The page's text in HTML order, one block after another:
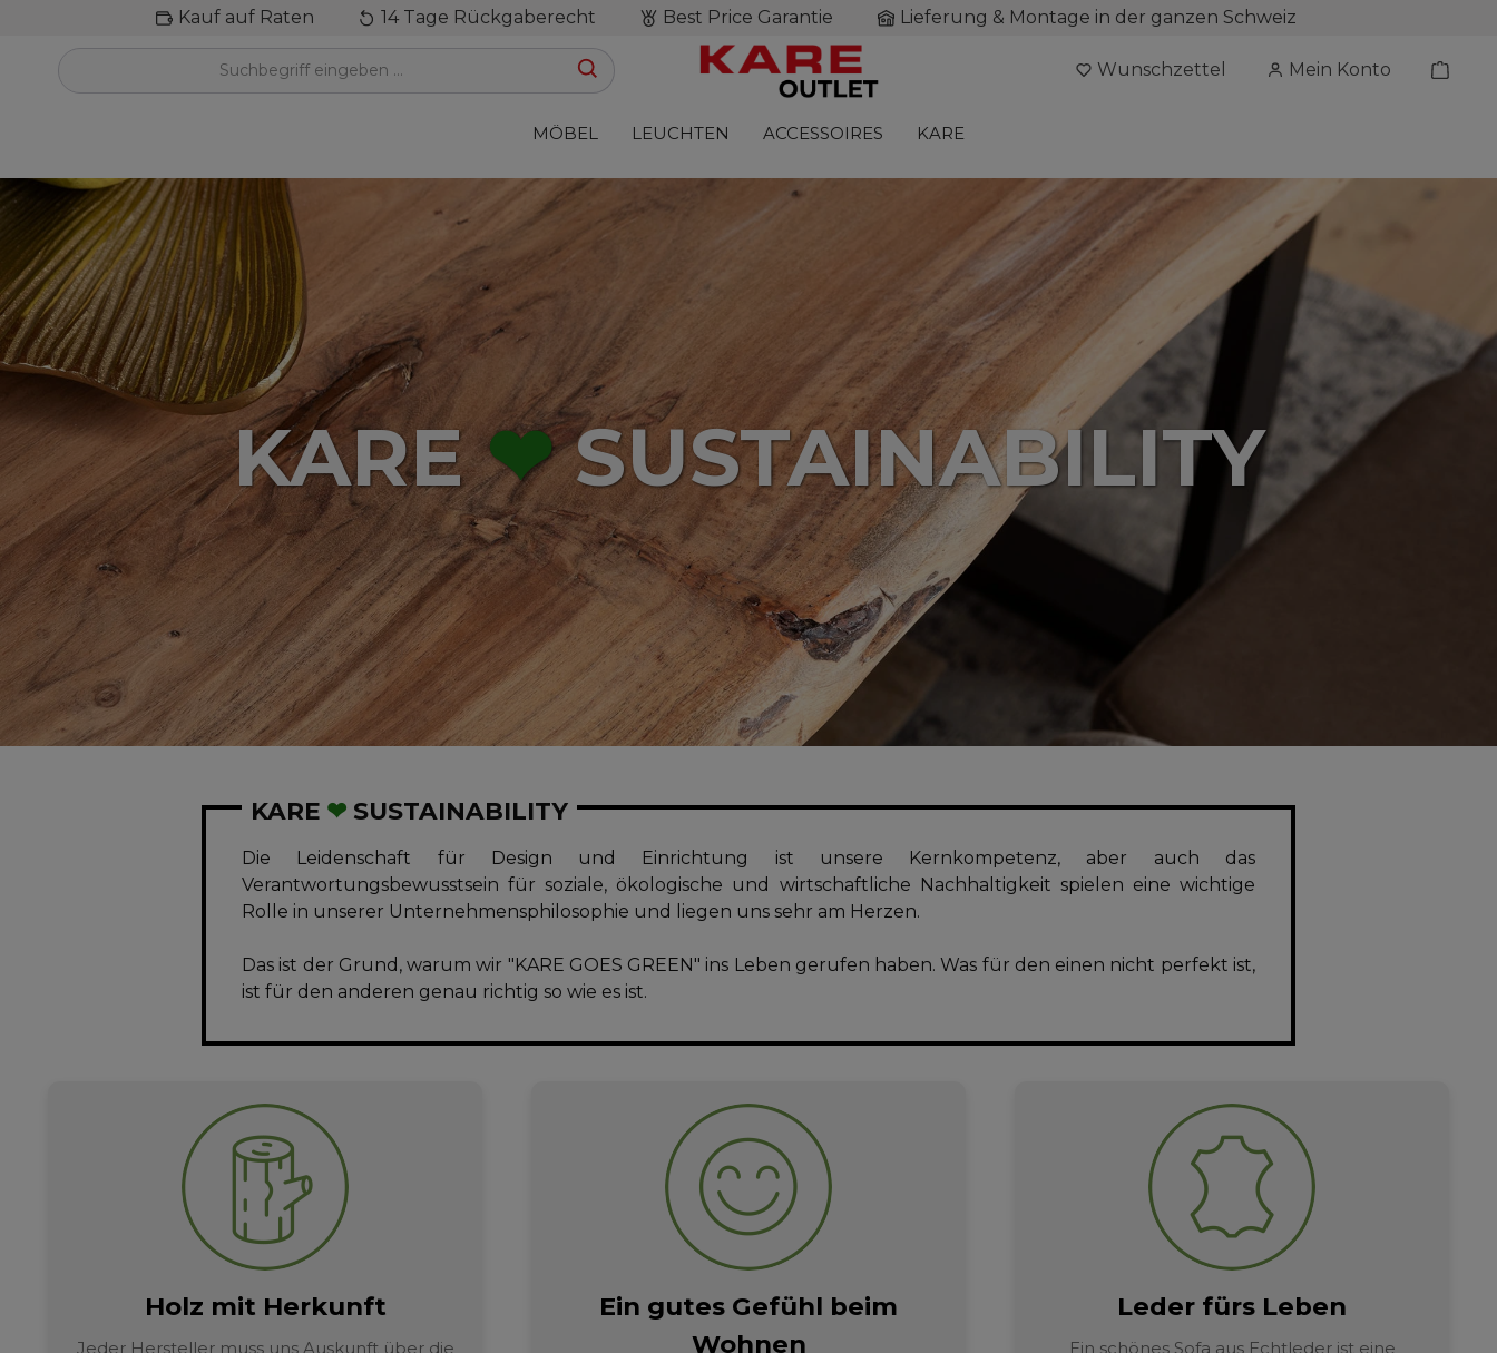
Kauf auf Raten 14 Tage Rückgaberecht Best Price Garantie Lieferung & Montage in der ganzen Schweiz
Wunschzettel Mein Konto
MÖBEL LEUCHTEN ACCESSOIRES KARE
KARE❤SUSTAINABILITY
KARE ❤ SUSTAINABILITY
Die Leidenschaft für Design und Einrichtung ist unsere Kernkompetenz, aber auch das
Verantwortungsbewusstsein für soziale, ökologische und wirtschaftliche Nachhaltigkeit spielen eine wichtige
Rolle in unserer Unternehmensphilosophie und liegen uns sehr am Herzen.
Das ist der Grund, warum wir "KARE GOES GREEN" ins Leben gerufen haben. Was für den einen nicht perfekt ist,
ist für den anderen genau richtig so wie es ist.
Holz mit Herkunft
Jeder Hersteller muss uns Auskunft über die
Ein gutes Gefühl beim
Wohnen
Leder fürs Leben
Ein schönes Sofa aus Echtleder ist eine